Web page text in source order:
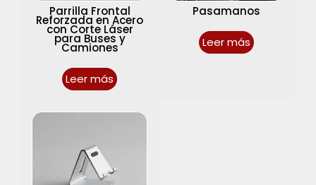
Parrilla Frontal
Reforzada en Acero
con Corte Láser
para Buses y
Camiones
Leer más
Pasamanos
Leer más